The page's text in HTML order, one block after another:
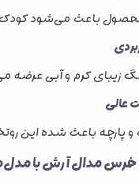
محصول باعث می‌شود
زیبای کرم و آبی عرضه
عالی
پارچه باعث شده این
خرس مدال آرش با